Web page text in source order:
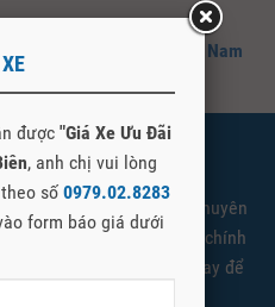
Ford Chính Hãng Tại Hà Nam
LONG BIÊN
quyền Ford Việt Nam chuyên
xe Ford được nhập khẩu chính
hiểu vui lòng liên hệ ngay để
giá tốt nhất.
được "Giá Xe Ưu Đãi
, anh chị vui lòng
theo số 0979.02.8283
form báo giá dưới